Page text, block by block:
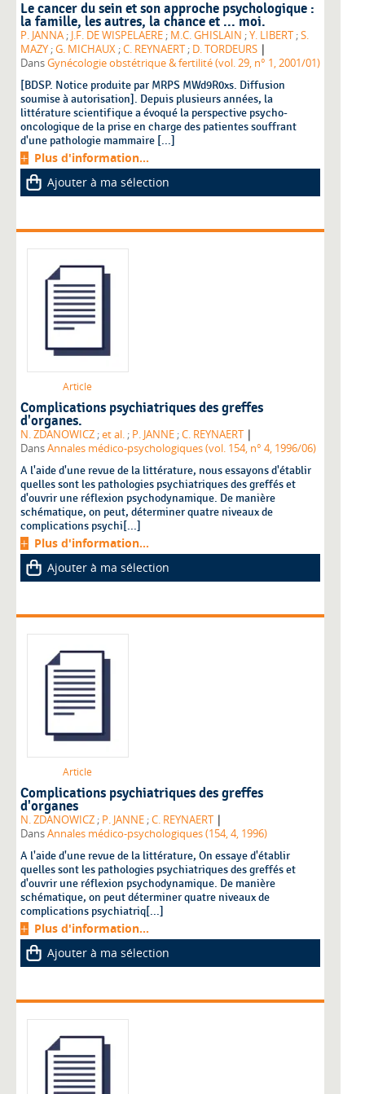
Le cancer du sein et son approche psychologique :
la famille, les autres, la chance et ... moi.
P. JANNA ; J.F. DE WISPELAERE ; M.C. GHISLAIN ;Y. LIBERT ;S.
MAZY ;G. MICHAUX ;C. REYNAERT ; D. TORDEURS |
DansGynécologie obstétrique & fertilité (vol. 29, n° 1, 2001/01)
[BDSP. Notice produite par MRPS MWd9R0xs. Diffusion
soumise à autorisation]. Depuis plusieurs années, la
littérature scientifique a évoqué la perspective psycho-
oncologique de la prise en charge des patientes souffrant
d'une pathologie mammaire [...]
Plus d'information...
Ajouter à ma sélection
Article
Complications psychiatriques des greffes
d'organes.
N. ZDANOWICZ ;et al. ; P. JANNE ;C. REYNAERT |
DansAnnales médico-psychologiques (vol. 154, n° 4, 1996/06)
A l'aide d'une revue de la littérature, nous essayons d'établir
quelles sont les pathologies psychiatriques des greffés et
d'ouvrir une réflexion psychodynamique. De manière
schématique, on peut, déterminer quatre niveaux de
complications psychi[...]
Plus d'information...
Ajouter à ma sélection
Article
Complications psychiatriques des greffes
d'organes
N. ZDANOWICZ ; P. JANNE ;C. REYNAERT |
DansAnnales médico-psychologiques (154, 4, 1996)
A l'aide d'une revue de la littérature, On essaye d'établir
quelles sont les pathologies psychiatriques des greffés et
d'ouvrir une réflexion psychodynamique. De manière
schématique, on peut déterminer quatre niveaux de
complications psychiatriq[...]
Plus d'information...
Ajouter à ma sélection